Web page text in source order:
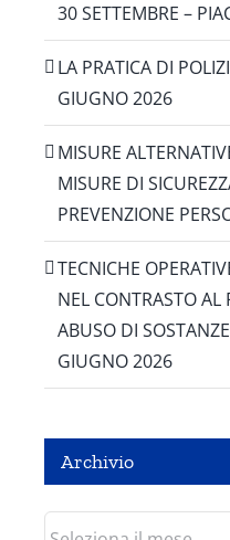
30 SETTEMBRE –
LA PRATICA DI
GIUGNO 2026
MISURE
MISURE DI
PREVENZIONE
TECNICHE
NEL CONTRASTO AL
ABUSO DI
GIUGNO 2026
Archivio
Archivio